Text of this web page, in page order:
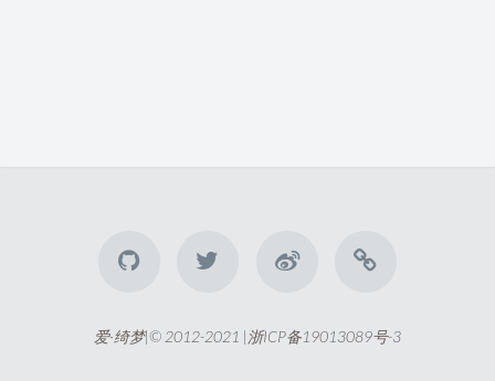
爱·绮梦|© 2012-2021 | 浙ICP备19013089号-3